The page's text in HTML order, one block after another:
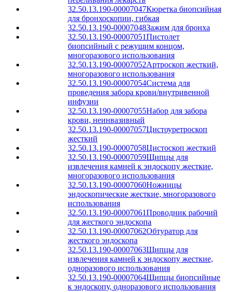
32.50.13.190-00007047Кюретка биопсийная
для бронхоскопии, гибкая
32.50.13.190-00007048Зажим для бронха
32.50.13.190-00007051Пистолет
биопсийный с режущим концом,
многоразового использования
32.50.13.190-00007052Артроскоп жесткий,
многоразового использования
32.50.13.190-00007054Система для
проведения забора крови/внутривенной
инфузии
32.50.13.190-00007055Набор для забора
крови, неинвазивный
32.50.13.190-00007057Цистоуретроскоп
жесткий
32.50.13.190-00007058Цистоскоп жесткий
32.50.13.190-00007059Щипцы для
извлечения камней к эндоскопу жесткие,
многоразового использования
32.50.13.190-00007060Ножницы
эндоскопические жесткие, многоразового
использования
32.50.13.190-00007061Проводник рабочий
для жесткого эндоскопа
32.50.13.190-00007062Обтуратор для
жесткого эндоскопа
32.50.13.190-00007063Щипцы для
извлечения камней к эндоскопу жесткие,
одноразового использования
32.50.13.190-00007064Щипцы биопсийные
к эндоскопу, одноразового использования